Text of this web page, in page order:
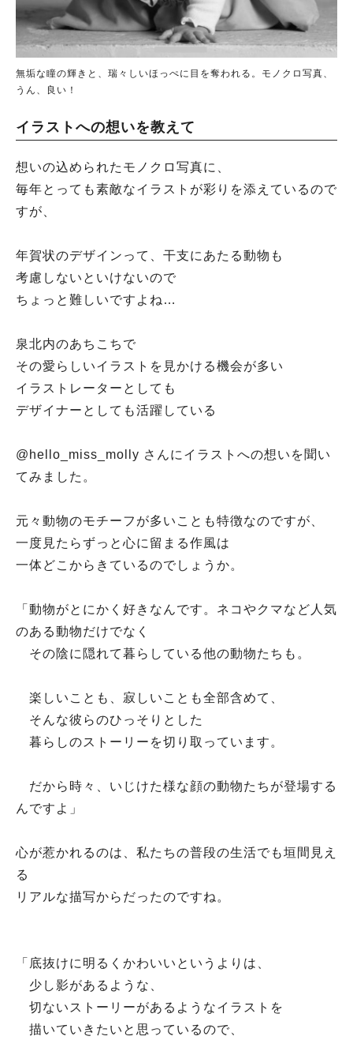
無垢な瞳の輝きと、瑞々しいほっぺに目を奪われる。モノクロ写真、
うん、良い！
イラストへの想いを教えて
想いの込められたモノクロ写真に、
毎年とっても素敵なイラストが彩りを添えているので
すが、
年賀状のデザインって、干支にあたる動物も
考慮しないといけないので
ちょっと難しいですよね…
泉北内のあちこちで
その愛らしいイラストを見かける機会が多い
イラストレーターとしても
デザイナーとしても活躍している
@hello_miss_molly さんにイラストへの想いを聞い
てみました。
元々動物のモチーフが多いことも特徴なのですが、
一度見たらずっと心に留まる作風は
一体どこからきているのでしょうか。
「動物がとにかく好きなんです。ネコやクマなど人気
のある動物だけでなく
その陰に隠れて暮らしている他の動物たちも。
楽しいことも、寂しいことも全部含めて、
そんな彼らのひっそりとした
暮らしのストーリーを切り取っています。
だから時々、いじけた様な顔の動物たちが登場する
んですよ」
心が惹かれるのは、私たちの普段の生活でも垣間見え
る
リアルな描写からだったのですね。
「底抜けに明るくかわいいというよりは、
少し影があるような、
切ないストーリーがあるようなイラストを
描いていきたいと思っているので、